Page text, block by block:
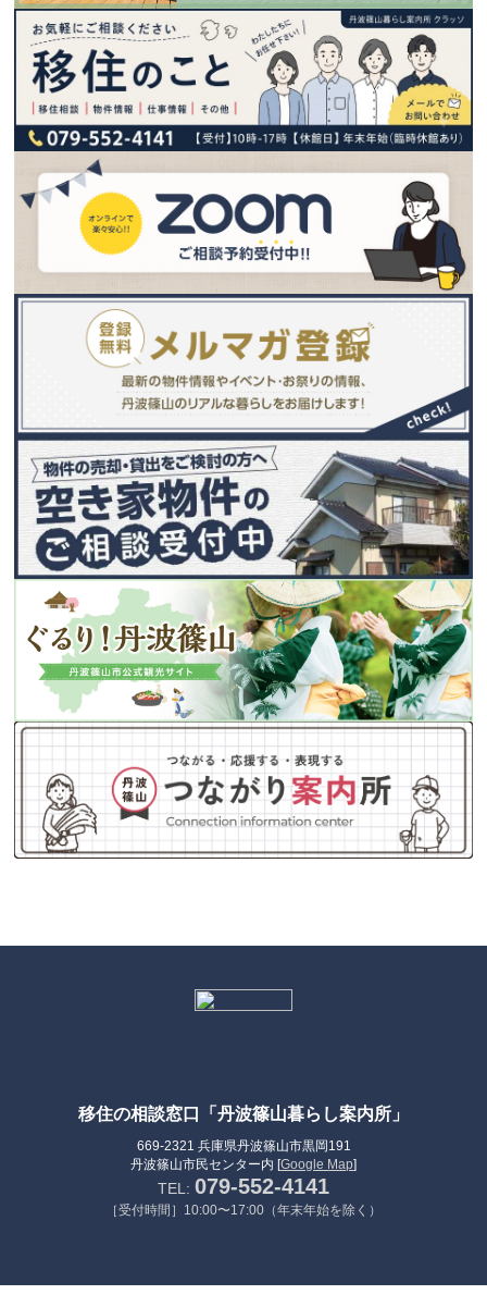
移住の相談窓口「丹波篠山暮らし案内所」
669-2321 兵庫県丹波篠山市黒岡191
丹波篠山市民センター内 [Google Map]
TEL: 079-552-4141
［受付時間］10:00〜17:00（年末年始を除く）